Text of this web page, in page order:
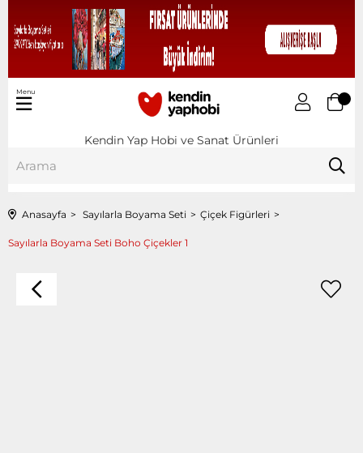
Kendin Yap Hobi ve Sanat Ürünleri
Menu
Anasayfa Sayılarla Boyama Seti Çiçek Figürleri
Sayılarla Boyama Seti Boho Çiçekler 1